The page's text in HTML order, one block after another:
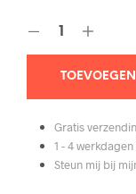
Gratis
1 - 4
Steun mij bij